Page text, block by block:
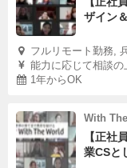
ザイン
フルリモート勤務,
能力に応じて相談の
1年からOK
With
【正社
業CSと